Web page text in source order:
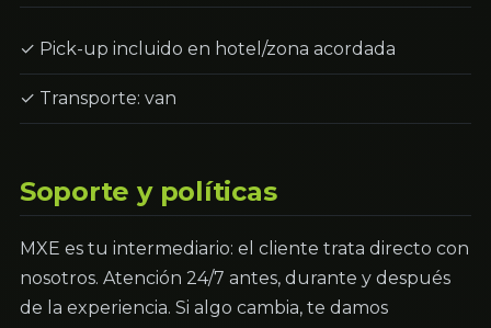
✓ Pick-up incluido en hotel/zona acordada
✓ Transporte: van
Soporte y políticas
MXE es tu intermediario: el cliente trata directo con
nosotros. Atención 24/7 antes, durante y después
de la experiencia. Si algo cambia, te damos